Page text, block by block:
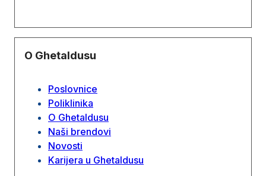
O Ghetaldusu
Poslovnice
Poliklinika
O Ghetaldusu
Naši brendovi
Novosti
Karijera u Ghetaldusu